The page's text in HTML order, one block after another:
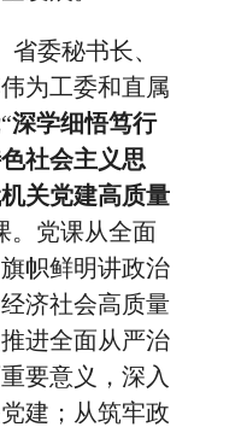
委秘书长、
为工委和直属
深学细悟笃行
社会主义思
关党建高质量
。党课从全面
帜鲜明讲政治
济社会高质量
进全面从严治
要意义，深入
建；从筑牢政